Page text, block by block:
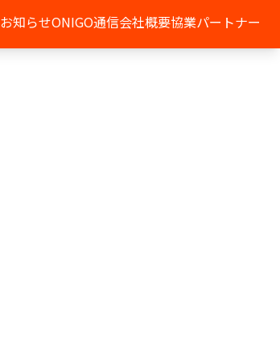
お知らせONIGO通信会社概要協業パートナー